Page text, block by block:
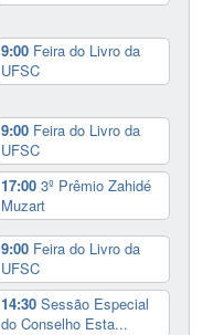
9:00 Feira do Livro da
UFSC
9:00 Feira do Livro da
UFSC
17:003º Prêmio Zahidé
Muzart
9:00 Feira do Livro da
UFSC
14:30Sessão Especial
do Conselho Esta...